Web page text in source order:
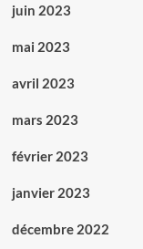
juin 2023
mai 2023
avril 2023
mars 2023
février 2023
janvier 2023
décembre 2022